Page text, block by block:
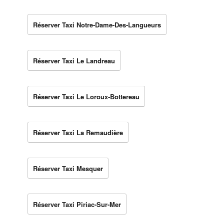
Réserver Taxi Notre-Dame-Des-Langueurs
Réserver Taxi Le Landreau
Réserver Taxi Le Loroux-Bottereau
Réserver Taxi La Remaudière
Réserver Taxi Mesquer
Réserver Taxi Piriac-Sur-Mer